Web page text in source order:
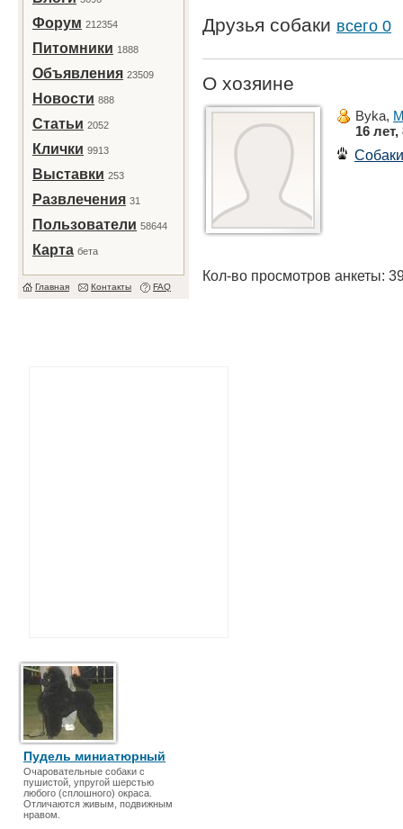
Форум 212354
Питомники 1888
Объявления 23509
Новости 888
Статьи 2052
Клички 9913
Выставки 253
Развлечения 31
Пользователи 58644
Карта бета
Главная Контакты FAQ
Пудель миниатюрный
Очаровательные собаки с
пушистой, упругой шерстью
любого (сплошного) окраса.
Отличаются живым, подвижным
нравом.
Друзья собаки всего 0
О хозяине
Byka,
16
Собаки
Кол-во просмотров анкеты: